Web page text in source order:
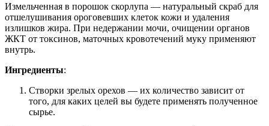
Измельченная в порошок скорлупа — натуральный скраб для
отшелушивания ороговевших клеток кожи и удаления
излишков жира. При недержании мочи, очищении органов
ЖКТ от токсинов, маточных кровотечений муку применяют
внутрь.
Ингредиенты:
Створки зрелых орехов — их количество зависит от
того, для каких целей вы будете применять полученное
сырье.